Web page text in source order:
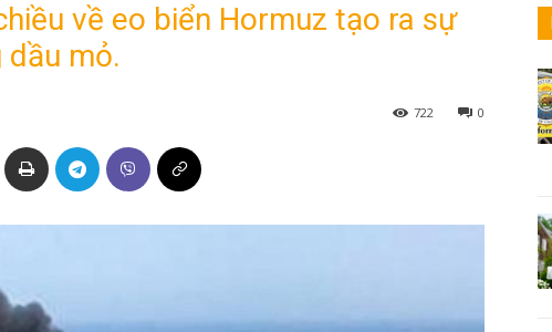
về eo biển Hormuz tạo ra sự
mỏ.
0
722